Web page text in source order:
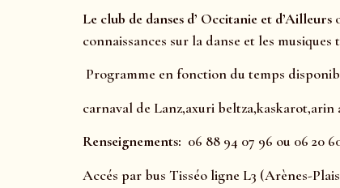
Le club de danses d’ Occitanie et d’Ailleurs
connaissances sur la danse et les
Programme en fonction du temps
carnaval de Lanz,axuri
Renseignements: 06 88 94 07 96 ou 06 20
Accés par bus Tisséo ligne L3 (Arènes-